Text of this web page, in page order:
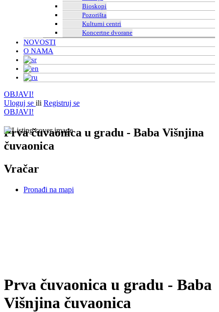
Bioskopi
Pozorišta
Kulturni centri
Koncertne dvorane
NOVOSTI
O NAMA
OBJAVI!
Uloguj se ili Registruj se
OBJAVI!
Prva čuvaonica u gradu - Baba Višnjina
čuvaonica
Vračar
Pronađi na mapi
Prva čuvaonica u gradu - Baba
Višnjina čuvaonica